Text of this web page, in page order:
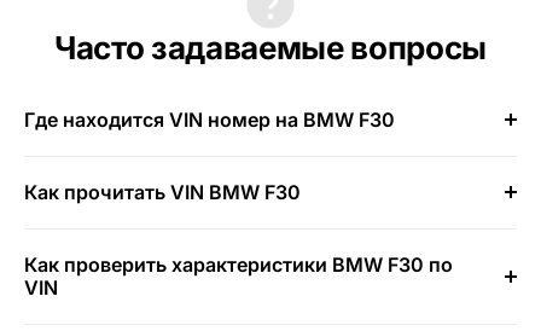
Часто задаваемые вопросы
Где находится VIN номер на BMW F30
Как прочитать VIN BMW F30
Как проверить характеристики BMW F30 по
VIN